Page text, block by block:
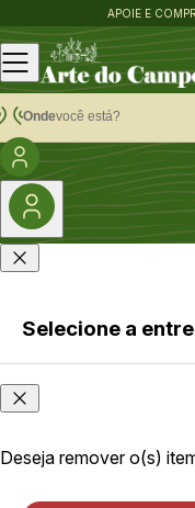
APOIE E
Ondevocê está?
Faça login
ou cadastre-
se
Onde
você
está?
velocidade de
Selecione a
Deseja remover o(s)